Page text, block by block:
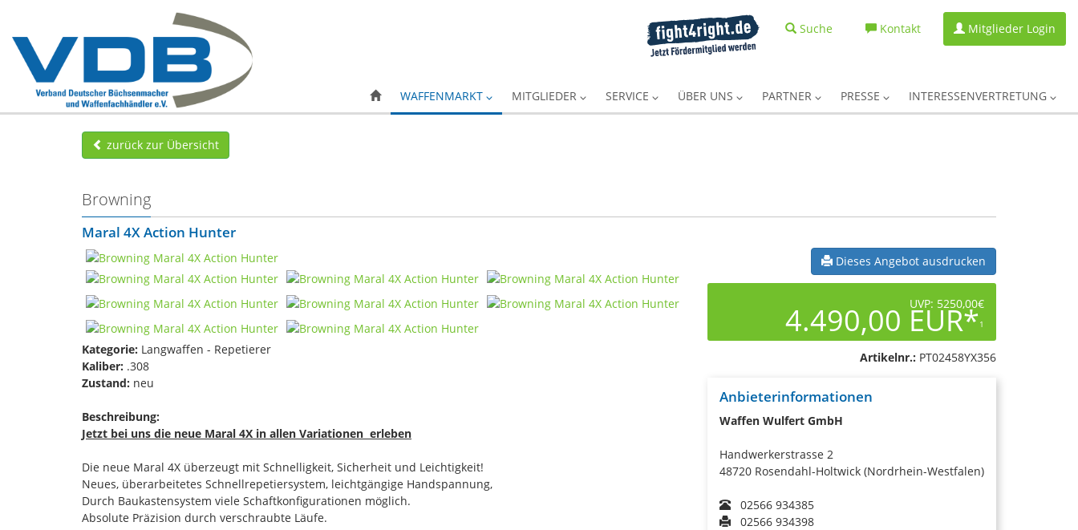
Suche Kontakt Mitglieder Login
WAFFENMARKT MITGLIEDER SERVICE ÜBER UNS PARTNER PRESSE INTERESSENVERTRETUNG
zurück zur Übersicht
Browning
Maral 4X Action Hunter
Kategorie: Langwaffen - Repetierer
Kaliber: .308
Zustand: neu
Beschreibung:
Jetzt bei uns die neue Maral 4X in allen Variationen erleben
Die neue Maral 4X überzeugt mit Schnelligkeit, Sicherheit und Leichtigkeit!
Neues, überarbeitetes Schnellrepetiersystem, leichtgängige Handspannung,
Durch Baukastensystem viele Schaftkonfigurationen möglich.
Absolute Präzision durch verschraubte Läufe.
Dieses Angebot ausdrucken
UVP: 5250,00€
4.490,00 EUR*1
Artikelnr.: PT02458YX356
Anbieterinformationen
Waffen Wulfert GmbH
Handwerkerstrasse 2
48720 Rosendahl-Holtwick (Nordrhein-Westfalen)
02566 934385
02566 934398